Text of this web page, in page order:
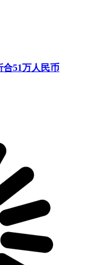
51万人民币